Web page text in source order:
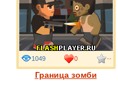
Граница зомби
1049 0 --